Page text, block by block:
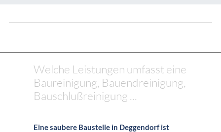
Welche Leistungen umfasst eine
Baureinigung, Bauendreinigung,
Bauschlußreinigung ...
Eine saubere Baustelle in Deggendorf ist